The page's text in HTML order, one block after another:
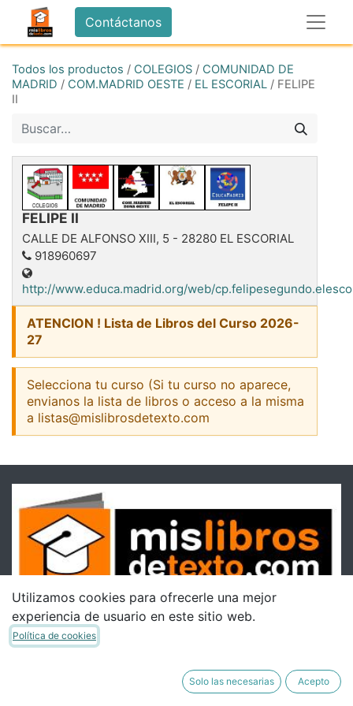
Contáctanos
Todos los productos / COLEGIOS / COMUNIDAD DE
MADRID / COM.MADRID OESTE / EL ESCORIAL / FELIPE
II
FELIPE II
CALLE DE ALFONSO XIII, 5 - 28280 EL ESCORIAL
918960697
http://www.educa.madrid.org/web/
ATENCION ! Lista de Libros del Curso 2026-
27
Selecciona tu curso (Si tu curso no aparece,
envianos la lista de libros o acceso a la misma
a listas@mislibrosdetexto.com
Utilizamos cookies para ofrecerle una mejor
experiencia de usuario en este sitio web.
Política de cookies
Solo las necesarias Acepto